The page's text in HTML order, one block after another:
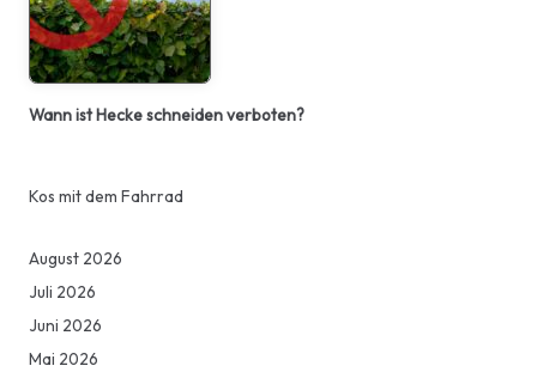
Wann ist Hecke schneiden verboten?
Kos mit dem Fahrrad
August 2026
Juli 2026
Juni 2026
Mai 2026